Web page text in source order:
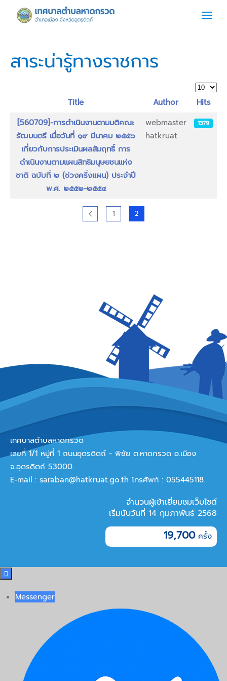
Skip to main content
สาระน่ารู้ทางราชการ
Display
Articles
Title Author
Hits
[560709]-การดำเนินงานตามมติคณะ
รัฒมนตรี เมื่อวันที่ ๑๙ มีนาคม ๒๕๕๖
เกี่ยวกับการประเมินผลสัมฤทธิ์ การ
ดำเนินงานตามแผนสิทธิมนุษยชนแห่ง
ชาติ ฉบับที่ ๒ (ช่วงครี่งแผน) ประจำปี
พ.ศ. ๒๕๕๒-๒๕๕๔
webmaster
hatkruat
1379
1 2
เทศบาลตำบลหาดกรวด
เลขที่ 1/1 หมู่ที่ 1 ถนนอุตรดิตถ์ - พิชัย ต.หาดกรวด อ.เมือง
จ.อุตรดิตถ์ 53000.
E-mail : saraban@hatkruat.go.th โทรศัพท์ : 055445118.
จำนวนผู้เข้าเยี่ยมชมเว็บไซต์
เริ่มนับวันที่ 14 กุมภาพันธ์ 2568
19,700

Messenger